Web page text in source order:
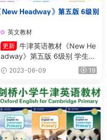
英文教材
更新 牛津英语教材《New He
adway》第五版 6级别 学生书
+教师书+音频
2023-06-09 19